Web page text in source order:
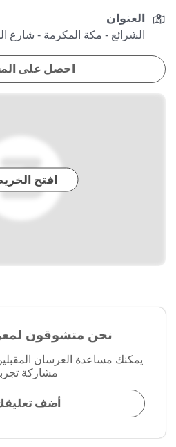
العنوان
الشرائع - مكة المكرمة - شارع
احصل على
افتح
نحن متشوقون
يمكنك مساعدة العرسان
مشاركة
أضف